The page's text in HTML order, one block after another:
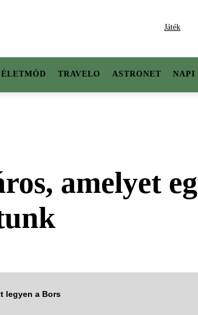
Játék
ÉLETMÓD TRAVELO ASTRONET NAPI
amelyet
legyen a Bors